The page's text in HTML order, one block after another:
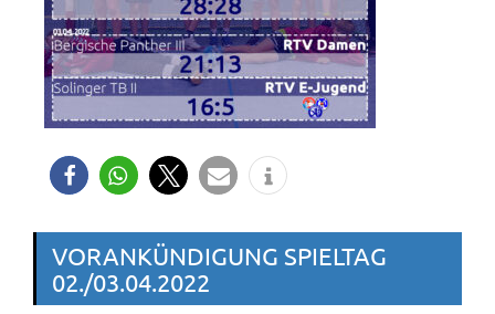
VORANKÜNDIGUNG SPIELTAG
02./03.04.2022